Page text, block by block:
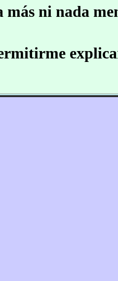
más ni nada